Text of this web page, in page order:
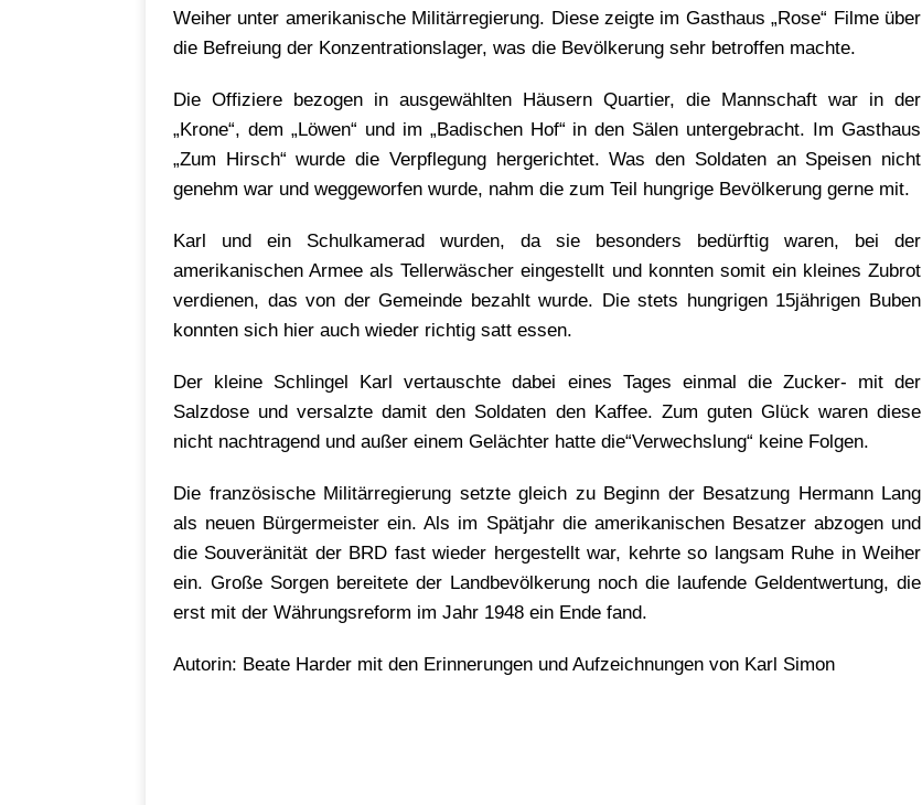
Weiher unter amerikanische Militärregierung. Diese zeigte im Gasthaus „Rose“ Filme über
die Befreiung der Konzentrationslager, was die Bevölkerung sehr betroffen machte.
Die Offiziere bezogen in ausgewählten Häusern Quartier, die Mannschaft war in der
„Krone“, dem „Löwen“ und im „Badischen Hof“ in den Sälen untergebracht. Im Gasthaus
„Zum Hirsch“ wurde die Verpflegung hergerichtet. Was den Soldaten an Speisen nicht
genehm war und weggeworfen wurde, nahm die zum Teil hungrige Bevölkerung gerne mit.
Karl und ein Schulkamerad wurden, da sie besonders bedürftig waren, bei der
amerikanischen Armee als Tellerwäscher eingestellt und konnten somit ein kleines Zubrot
verdienen, das von der Gemeinde bezahlt wurde. Die stets hungrigen 15jährigen Buben
konnten sich hier auch wieder richtig satt essen.
Der kleine Schlingel Karl vertauschte dabei eines Tages einmal die Zucker- mit der
Salzdose und versalzte damit den Soldaten den Kaffee. Zum guten Glück waren diese
nicht nachtragend und außer einem Gelächter hatte die“Verwechslung“ keine Folgen.
Die französische Militärregierung setzte gleich zu Beginn der Besatzung Hermann Lang
als neuen Bürgermeister ein. Als im Spätjahr die amerikanischen Besatzer abzogen und
die Souveränität der BRD fast wieder hergestellt war, kehrte so langsam Ruhe in Weiher
ein. Große Sorgen bereitete der Landbevölkerung noch die laufende Geldentwertung, die
erst mit der Währungsreform im Jahr 1948 ein Ende fand.
Autorin: Beate Harder mit den Erinnerungen und Aufzeichnungen von Karl Simon